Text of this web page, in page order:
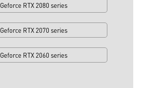
Geforce RTX 2080 series
Geforce RTX 2070 series
Geforce RTX 2060 series